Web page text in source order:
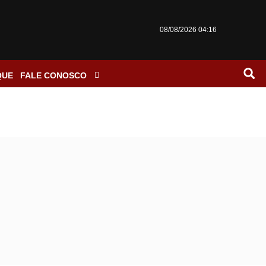
08/08/2026 04:16
FALE CONOSCO